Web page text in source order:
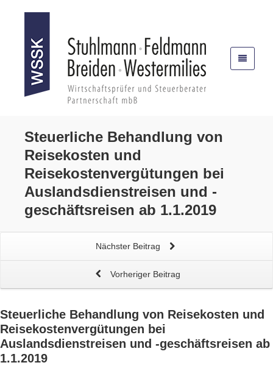
Steuerliche Behandlung von
Reisekosten und
Reisekostenvergütungen bei
Auslandsdienstreisen und -
geschäftsreisen ab 1.1.2019
Nächster Beitrag
Vorheriger Beitrag
Steuerliche Behandlung von Reisekosten und
Reisekostenvergütungen bei
Auslandsdienstreisen und -geschäftsreisen ab
1.1.2019